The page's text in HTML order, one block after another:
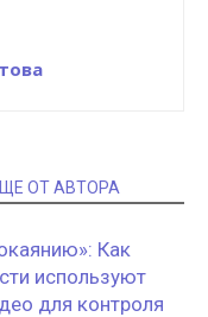
ОТ АВТОРА
Как
используют
для контроля